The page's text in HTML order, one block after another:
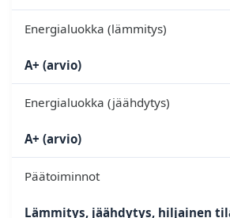
Energialuokka (lämmitys)
A+ (arvio)
Energialuokka (jäähdytys)
A+ (arvio)
Päätoiminnot
Lämmitys, jäähdytys, hiljainen